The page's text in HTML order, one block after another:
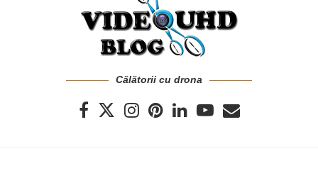
Călătorii cu drona